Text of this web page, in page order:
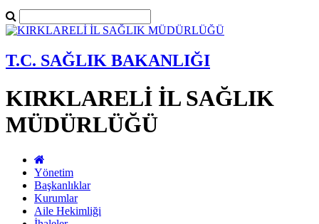
T.C. SAĞLIK BAKANLIĞI
KIRKLARELİ İL SAĞLIK
MÜDÜRLÜĞÜ
Yönetim
Başkanlıklar
Kurumlar
Aile Hekimliği